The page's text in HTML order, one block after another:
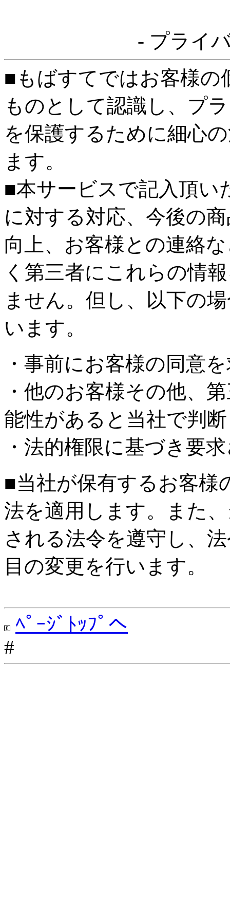
- プライ
■もばすてではお客様の
ものとして認識し、プ
を保護するために細心
ます。
■本サービスで記入頂い
に対する対応、今後の
向上、お客様との連絡
く第三者にこれらの情
ません。但し、以下の
います。
・事前にお客様の同意
・他のお客様その他、
能性があると当社で判
・法的権限に基づき要
■当社が保有するお客様
法を適用します。また
される法令を遵守し、
目の変更を行います。
ﾍﾟｰｼﾞﾄｯﾌﾟへ
#